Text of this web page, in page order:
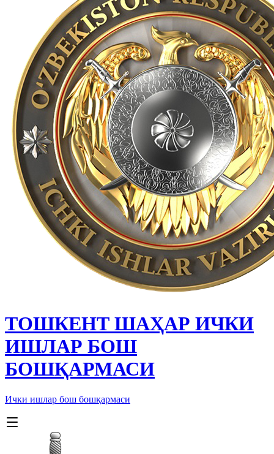
ТОШКЕНТ ШАҲАР ИЧКИ
ИШЛАР БОШ
БОШҚАРМАСИ
Ички ишлар бош бошқармаси